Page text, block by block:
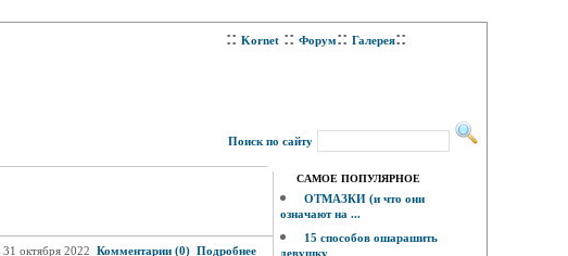
:: Kornet :: Форум:: Галерея::
Поиск по сайту
31 октября 2022 Комментарии (0) Подробнее
САМОЕ ПОПУЛЯРНОЕ
ОТМАЗКИ (и что они
означают на ...
15 способов ошарашить